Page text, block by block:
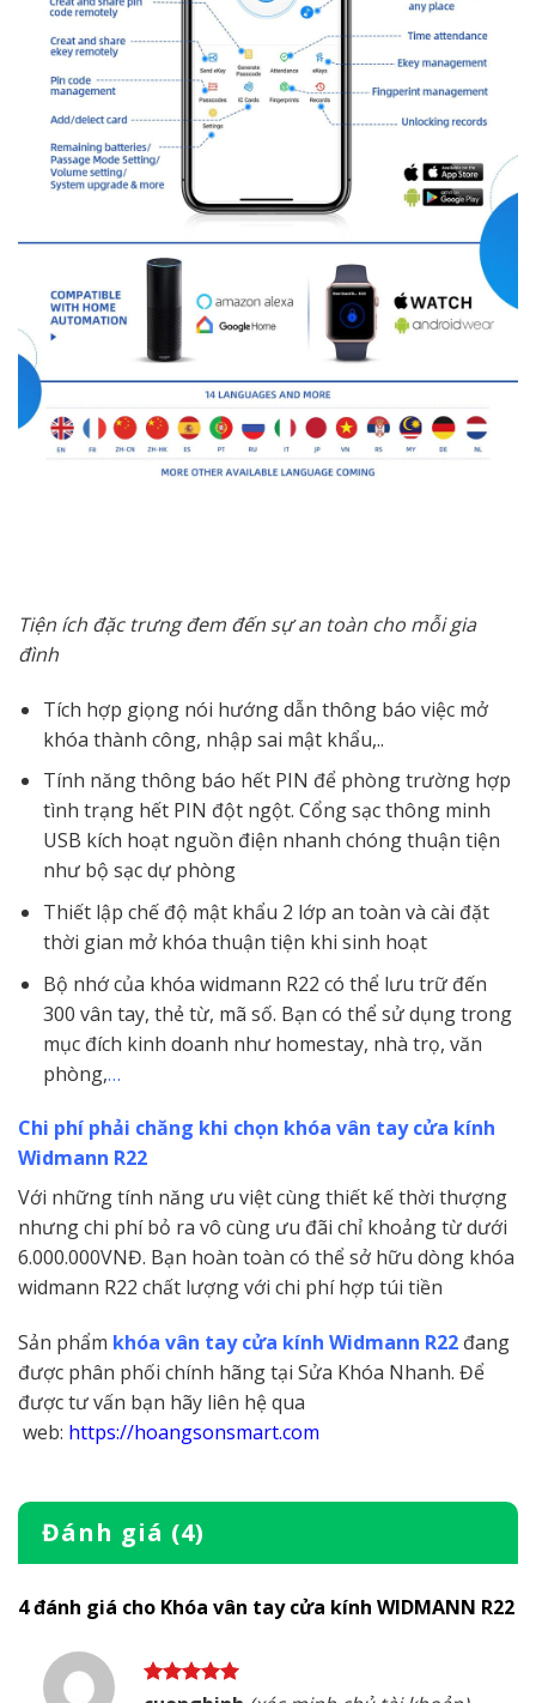
Tiện ích đặc trưng đem đến sự an toàn cho mỗi gia
đình
Tích hợp giọng nói hướng dẫn thông báo việc mở
khóa thành công, nhập sai mật khẩu,..
Tính năng thông báo hết PIN để phòng trường hợp
tình trạng hết PIN đột ngột. Cổng sạc thông minh
USB kích hoạt nguồn điện nhanh chóng thuận tiện
như bộ sạc dự phòng
Thiết lập chế độ mật khẩu 2 lớp an toàn và cài đặt
thời gian mở khóa thuận tiện khi sinh hoạt
Bộ nhớ của khóa widmann R22 có thể lưu trữ đến
300 vân tay, thẻ từ, mã số. Bạn có thể sử dụng trong
mục đích kinh doanh như homestay, nhà trọ, văn
phòng,…
Chi phí phải chăng khi chọn khóa vân tay cửa kính
Widmann R22
Với những tính năng ưu việt cùng thiết kế thời thượng
nhưng chi phí bỏ ra vô cùng ưu đãi chỉ khoảng từ dưới
6.000.000VNĐ. Bạn hoàn toàn có thể sở hữu dòng khóa
widmann R22 chất lượng với chi phí hợp túi tiền
Sản phẩm khóa vân tay cửa kính Widmann R22 đang
được phân phối chính hãng tại Sửa Khóa Nhanh. Để
được tư vấn bạn hãy liên hệ qua
web: https://hoangsonsmart.com
Đánh giá (4)
4 đánh giá cho Khóa vân tay cửa kính WIDMANN R22